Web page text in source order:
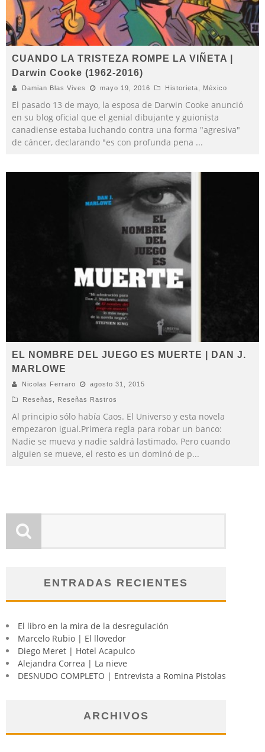
CUANDO LA TRISTEZA ROMPE LA VIÑETA |
Darwin Cooke (1962-2016)
Damian Blas Vives mayo 19, 2016 Historieta México
El pasado 13 de mayo, la esposa de Darwin Cooke anunció
en su blog oficial que el genial dibujante y guionista
canadiense estaba luchando contra una forma "agresiva"
de cáncer, declarando "es con profunda pena ...
EL NOMBRE DEL JUEGO ES MUERTE | DAN J.
MARLOWE
Nicolas Ferraro agosto 31, 2015
Reseñas Reseñas Rastros
Al principio sólo había Caos. El Universo y esta novela
empezaron igual.Primera regla para robar un banco:
Nadie se mueva y nadie saldrá lastimado. Pero cuando
alguien se mueve, el resto es un dominó de p...
ENTRADAS RECIENTES
El libro en la mira de la desregulación
Marcelo Rubio | El llovedor
Diego Meret | Hotel Acapulco
Alejandra Correa | La nieve
DESNUDO COMPLETO | Entrevista a Romina Pistolas
ARCHIVOS